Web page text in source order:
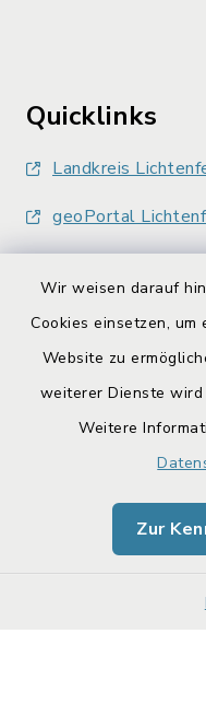
Wir weisen darauf
Cookies einsetzen,
Website zu
weiterer Dienste
Weitere
Zur
Quicklinks
Landkreis
geoPortal